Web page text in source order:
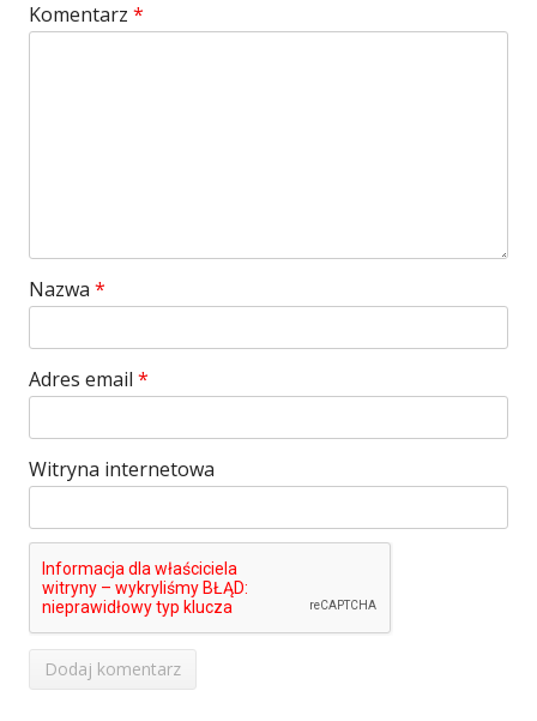
Komentarz *
Nazwa *
Adres email *
Witryna internetowa